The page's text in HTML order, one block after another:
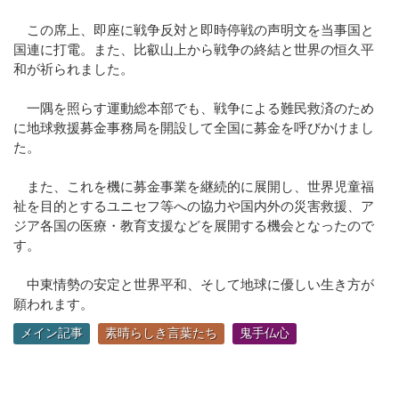
この席上、即座に戦争反対と即時停戦の声明文を当事国と
国連に打電。また、比叡山上から戦争の終結と世界の恒久平
和が祈られました。
一隅を照らす運動総本部でも、戦争による難民救済のため
に地球救援募金事務局を開設して全国に募金を呼びかけまし
た。
また、これを機に募金事業を継続的に展開し、世界児童福
祉を目的とするユニセフ等への協力や国内外の災害救援、ア
ジア各国の医療・教育支援などを展開する機会となったので
す。
中東情勢の安定と世界平和、そして地球に優しい生き方が
願われます。
メイン記事 素晴らしき言葉たち 鬼手仏心